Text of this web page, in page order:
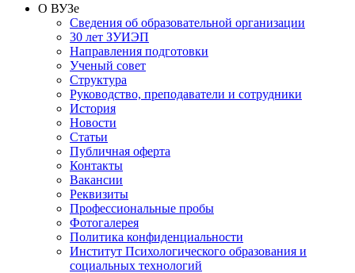
О ВУЗе
Сведения об образовательной организации
30 лет ЗУИЭП
Направления подготовки
Ученый совет
Структура
Руководство, преподаватели и сотрудники
История
Новости
Статьи
Публичная оферта
Контакты
Вакансии
Реквизиты
Профессиональные пробы
Фотогалерея
Политика конфиденциальности
Институт Психологического образования и
социальных технологий